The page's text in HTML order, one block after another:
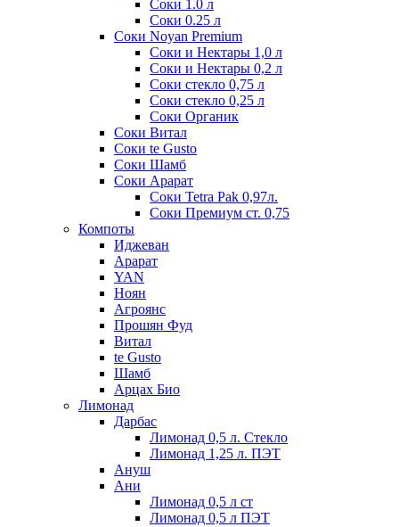
Соки 1.0 л
Соки 0.25 л
Соки Noyan Premium
Соки и Нектары 1,0 л
Соки и Нектары 0,2 л
Соки стекло 0,75 л
Соки стекло 0,25 л
Соки Органик
Соки Витал
Соки te Gusto
Соки Шамб
Соки Арарат
Соки Tetra Pak 0,97л.
Соки Премиум ст. 0,75
Компоты
Иджеван
Арарат
YAN
Ноян
Агроянс
Прошян Фуд
Витал
te Gusto
Шамб
Арцах Био
Лимонад
Дарбас
Лимонад 0,5 л. Стекло
Лимонад 1,25 л. ПЭТ
Ануш
Ани
Лимонад 0,5 л ст
Лимонад 0,5 л ПЭТ